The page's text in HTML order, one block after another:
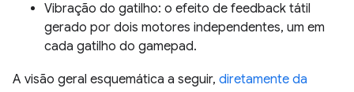
Vibração do gatilho: o efeito de feedback tátil
gerado por dois motores independentes, um em
cada gatilho do gamepad.
A visão geral esquemática a seguir, diretamente da